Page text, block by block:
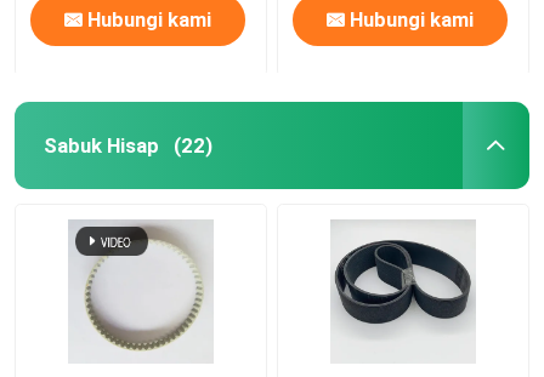
Hubungi kami Hubungi kami
Sabuk Hisap (22)